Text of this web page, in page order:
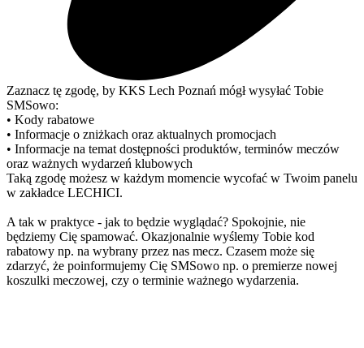
Zaznacz tę zgodę, by KKS Lech Poznań mógł wysyłać Tobie
SMSowo:
• Kody rabatowe
• Informacje o zniżkach oraz aktualnych promocjach
• Informacje na temat dostępności produktów, terminów meczów
oraz ważnych wydarzeń klubowych
Taką zgodę możesz w każdym momencie wycofać w Twoim panelu
w zakładce LECHICI.
A tak w praktyce - jak to będzie wyglądać? Spokojnie, nie
będziemy Cię spamować. Okazjonalnie wyślemy Tobie kod
rabatowy np. na wybrany przez nas mecz. Czasem może się
zdarzyć, że poinformujemy Cię SMSowo np. o premierze nowej
koszulki meczowej, czy o terminie ważnego wydarzenia.